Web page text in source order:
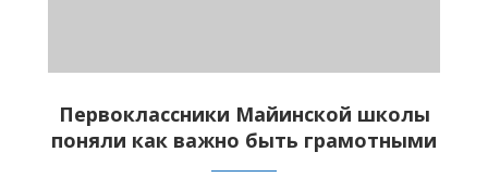
Первоклассники Майинской школы
поняли как важно быть грамотными